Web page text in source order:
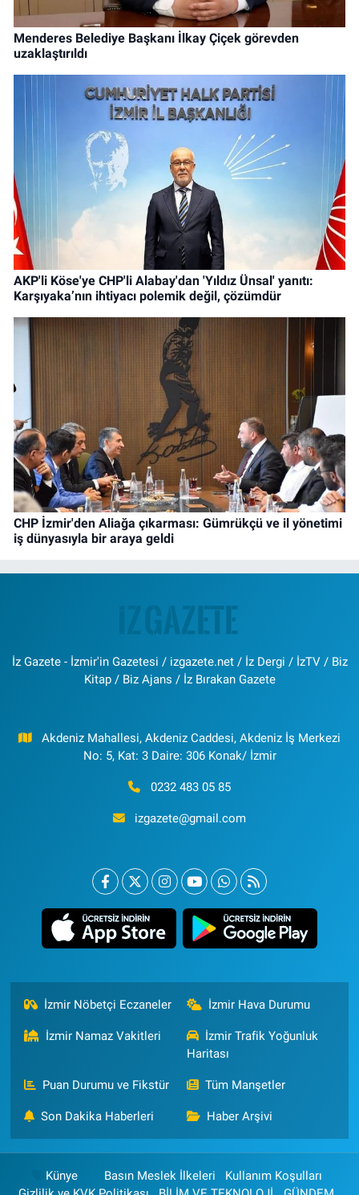
Menderes Belediye Başkanı İlkay Çiçek görevden
uzaklaştırıldı
AKP'li Köse'ye CHP'li Alabay'dan 'Yıldız Ünsal' yanıtı:
Karşıyaka’nın ihtiyacı polemik değil, çözümdür
CHP İzmir'den Aliağa çıkarması: Gümrükçü ve il yönetimi
iş dünyasıyla bir araya geldi
İz Gazete - İzmir'in Gazetesi / izgazete.net / İz Dergi / İzTV / Biz
Kitap / Biz Ajans / İz Bırakan Gazete
Akdeniz Mahallesi, Akdeniz Caddesi, Akdeniz İş Merkezi
No: 5, Kat: 3 Daire: 306 Konak/ İzmir
0232 483 05 85
izgazete@gmail.com
İzmir Nöbetçi Eczaneler İzmir Hava Durumu
İzmir Namaz Vakitleri
İzmir Trafik Yoğunluk
Haritası
Puan Durumu ve Fikstür Tüm Manşetler
Son Dakika Haberleri Haber Arşivi
Künye Basın Meslek İlkeleri
Kullanım Koşulları